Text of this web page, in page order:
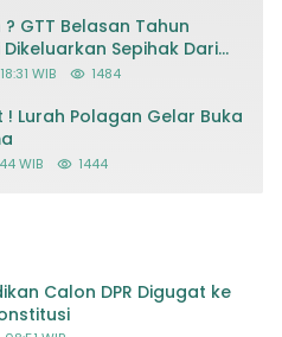
GTT Belasan Tahun
Dikeluarkan Sepihak Dari
WIB 1484
! Lurah Polagan Gelar Buka
WIB 1444
Calon DPR Digugat ke